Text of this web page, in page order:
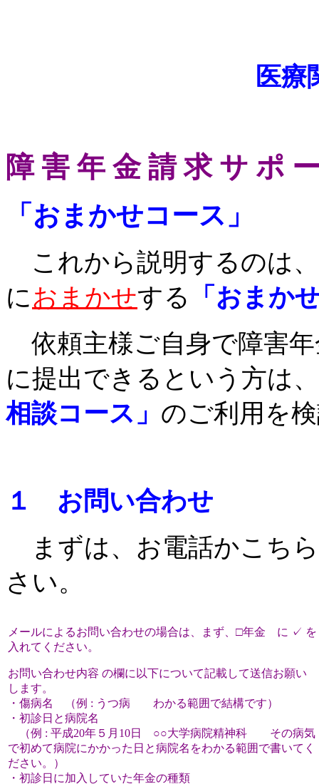
医療
障 害 年 金 請 求 サ ポ
「おまかせコース」
これから説明するのは
におまかせする
「おまか
依頼主様ご自身で障害
に提出できるという方は
相談コース」 のご利用を
１ お問い合わせ
まずは、お電話かこち
さい。
メールによるお問い合わせの場合は、まず、□年金 に ✓ を
入れてください。
お問い合わせ内容 の欄に以下について記載して送信お願い
します。
・傷病名 （例 : うつ病 わかる範囲で結構です）
・初診日と病院名
（例 : 平成20年５月10日 ○○大学病院精神科 その病気
で初めて病院にかかった日と病院名をわかる範囲で書いてく
ださい。）
・初診日に加入していた年金の種類